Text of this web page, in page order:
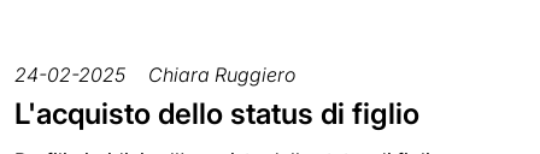
24-02-2025 Chiara Ruggiero
L'acquisto dello status di figlio